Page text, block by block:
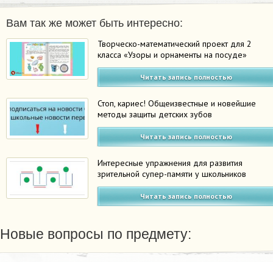
Вам так же может быть интересно:
Творческо-математический проект для 2
класса «Узоры и орнаменты на посуде»
Читать запись полностью
Стоп, кариес! Общеизвестные и новейшие
методы защиты детских зубов
Читать запись полностью
Интересные упражнения для развития
зрительной супер-памяти у школьников
Читать запись полностью
Новые вопросы по предмету: